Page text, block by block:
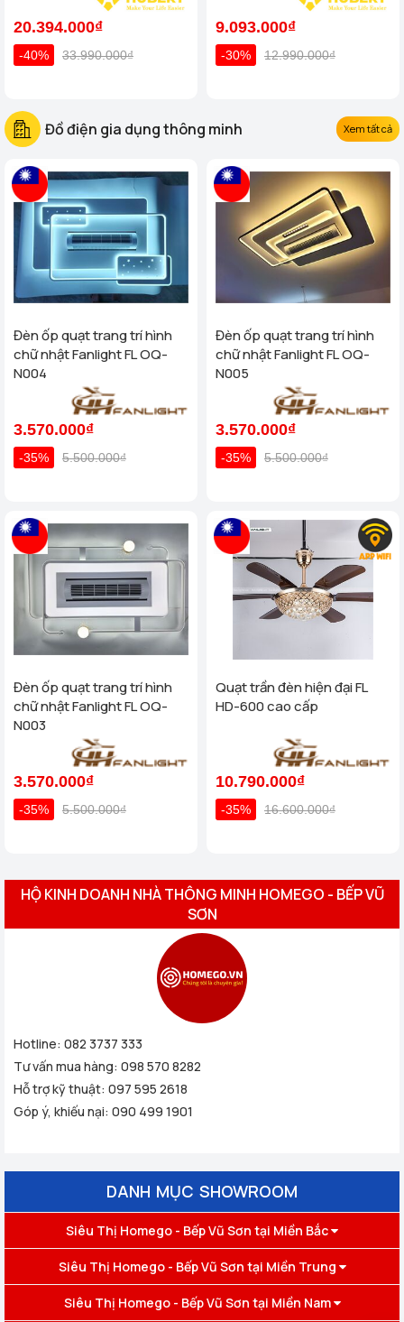
20.394.000₫
-40% 33.990.000₫
9.093.000₫
-30% 12.990.000₫
Đồ điện gia dụng thông minh Xem tất cả
Đèn ốp quạt trang trí hình
chữ nhật Fanlight FL OQ-
N004
3.570.000₫
-35% 5.500.000₫
Đèn ốp quạt trang trí hình
chữ nhật Fanlight FL OQ-
N005
3.570.000₫
-35% 5.500.000₫
Đèn ốp quạt trang trí hình
chữ nhật Fanlight FL OQ-
N003
3.570.000₫
-35% 5.500.000₫
Quạt trần đèn hiện đại FL
HD-600 cao cấp
10.790.000₫
-35% 16.600.000₫
HỘ KINH DOANH NHÀ THÔNG MINH HOMEGO - BẾP VŨ
SƠN
Hotline: 082 3737 333
Tư vấn mua hàng: 098 570 8282
Hỗ trợ kỹ thuật: 097 595 2618
Góp ý, khiếu nại: 090 499 1901
DANH MỤC SHOWROOM
Siêu Thị Homego - Bếp Vũ Sơn tại Miền Bắc
Siêu Thị Homego - Bếp Vũ Sơn tại Miền Trung
Siêu Thị Homego - Bếp Vũ Sơn tại Miền Nam